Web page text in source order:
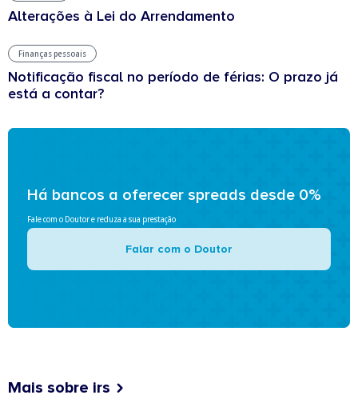
Alterações à Lei do Arrendamento
Finanças pessoais
Notificação fiscal no período de férias: O prazo já
está a contar?
Há bancos a oferecer spreads desde 0%
Fale com o Doutor e reduza a sua prestação
Falar com o Doutor
Mais sobre irs